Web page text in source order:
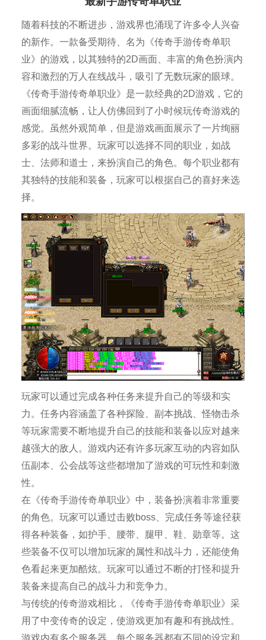
随着科技的不断进步，游戏界也涌现了许多令人兴奋
的新作。一款备受期待、名为《传奇手游传奇单职
业》的游戏，以其独特的2D画面、丰富的角色扮演内
容和激烈的万人在线战斗，吸引了无数玩家的眼球。
《传奇手游传奇单职业》是一款经典的2D游戏，它的
画面细腻流畅，让人仿佛回到了小时候玩传奇游戏的
感觉。虽然外观简单，但是游戏画面展示了一片绚丽
多彩的战斗世界。玩家可以选择不同的职业，如战
士、法师和道士，来扮演自己的角色。每个职业都有
其独特的技能和装备，玩家可以根据自己的喜好来选
择。
玩家可以通过完成各种任务来提升自己的等级和实
力。任务内容涵盖了各种探险、副本挑战、怪物击杀
等玩家需要不断地提升自己的技能和装备以应对越来
越强大的敌人。游戏内还有许多玩家互动的内容如队
伍副本、公会战等这些都增加了游戏的可玩性和刺激
性。
在《传奇手游传奇单职业》中，装备扮演着非常重要
的角色。玩家可以通过击败boss、完成任务等途径获
得各种装备，如护手、腰带、腿甲、鞋、勋章等。这
些装备不仅可以增加玩家的属性和战斗力，还能使角
色看起来更加酷炫。玩家可以通过不断的打怪和提升
装备来提高自己的战斗力和竞争力。
与传统的传奇游戏相比，《传奇手游传奇单职业》采
用了中变传奇的设定，使游戏更加有趣和有挑战性。